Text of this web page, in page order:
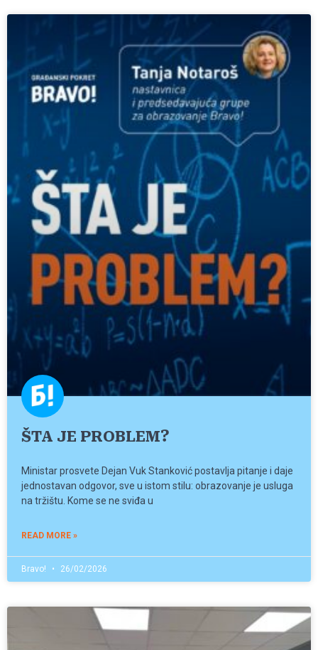
ŠTA JE PROBLEM?
Ministar prosvete Dejan Vuk Stanković postavlja pitanje i daje
jednostavan odgovor, sve u istom stilu: obrazovanje je usluga
na tržištu. Kome se ne sviđa u
READ MORE »
Bravo! 26/02/2026